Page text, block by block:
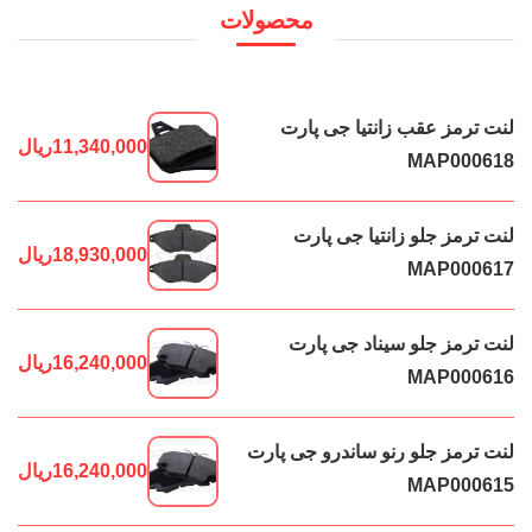
محصولات
لنت ترمز عقب زانتیا جی پارت
MAP000618
11,340,000ریال
لنت ترمز جلو زانتیا جی پارت
MAP000617
18,930,000ریال
لنت ترمز جلو سیناد جی پارت
MAP000616
16,240,000ریال
لنت ترمز جلو رنو ساندرو جی پارت
MAP000615
16,240,000ریال